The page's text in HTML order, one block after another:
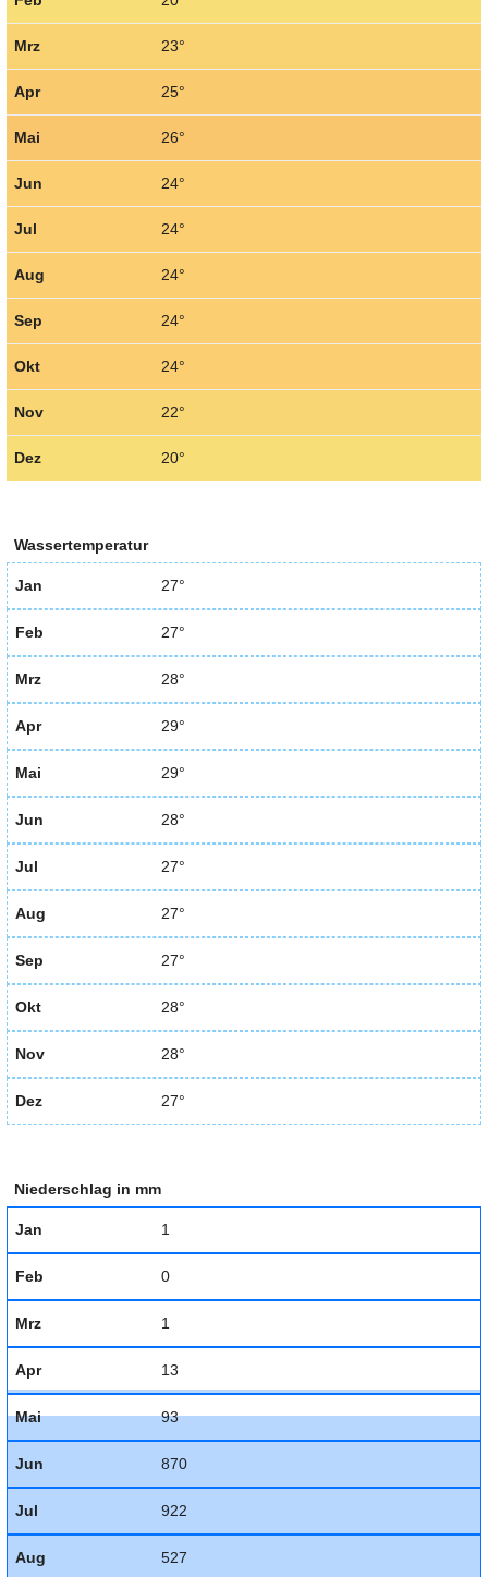
Mrz 23°
Apr 25°
Mai 26°
Jun 24°
Jul 24°
Aug 24°
Sep 24°
Okt 24°
Nov 22°
Dez 20°
Wassertemperatur
Jan 27°
Feb 27°
Mrz 28°
Apr 29°
Mai 29°
Jun 28°
Jul 27°
Aug 27°
Sep 27°
Okt 28°
Nov 28°
Dez 27°
Niederschlag in mm
Jan 1
Feb 0
Mrz 1
Apr 13
Mai 93
Jun 870
Jul 922
Aug 527